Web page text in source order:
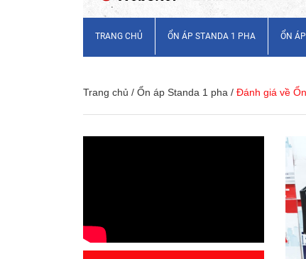
TRANG CHỦ ỔN ÁP STANDA 1 PHA ỔN
Trang chủ / Ổn áp Standa 1 pha / Đánh giá về